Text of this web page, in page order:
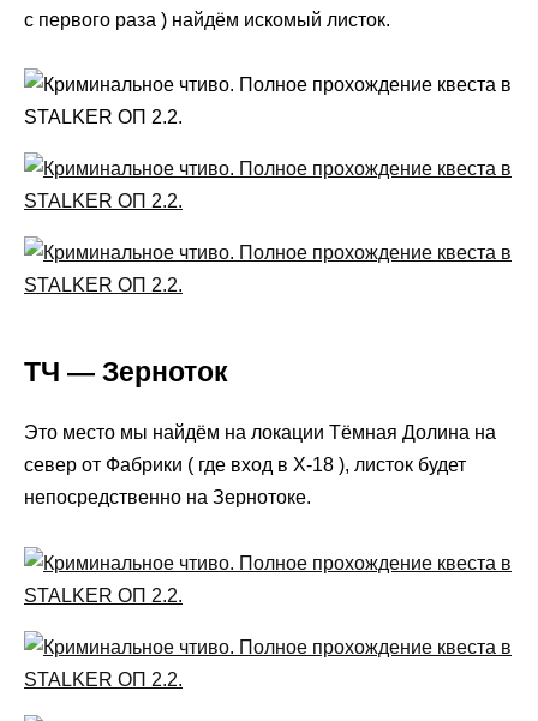
с первого раза ) найдём искомый листок.
ТЧ — Зерноток
Это место мы найдём на локации Тёмная Долина на
север от Фабрики ( где вход в X-18 ), листок будет
непосредственно на Зернотоке.